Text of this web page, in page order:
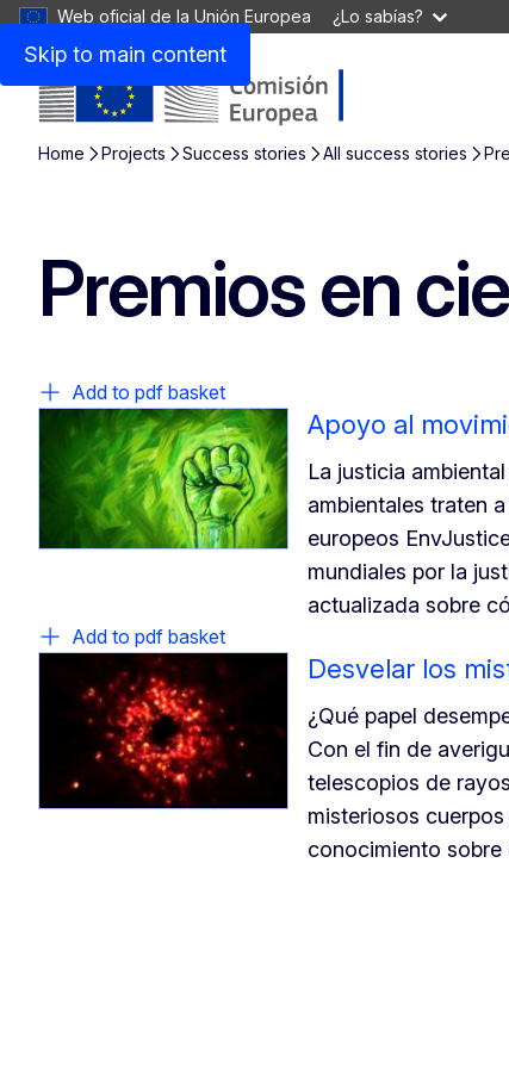
Skip to main content
Web oficial de la Unión Europea ¿Lo sabías?
Home Projects Success stories All success stories
Premios en
Add to pdf basket
Apoyo al
La justicia
ambientales traten
europeos
mundiales por la
actualizada sobre
Add to pdf basket
Desvelar los
¿Qué papel
Con el fin de
telescopios de
misteriosos
conocimiento sobre